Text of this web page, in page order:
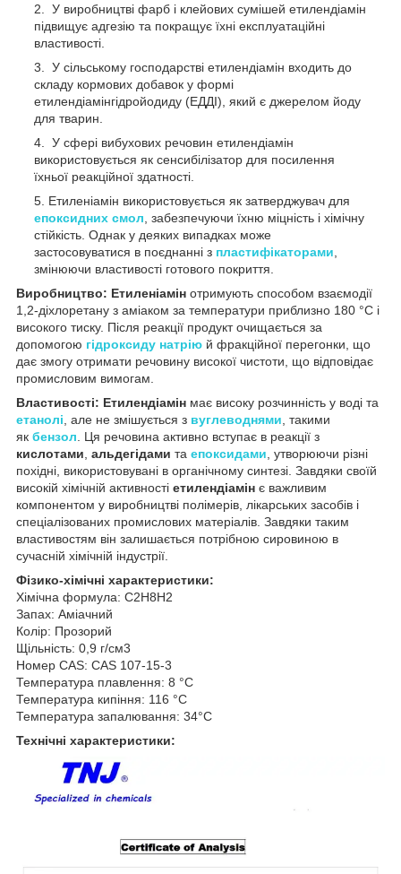
У виробництві фарб і клейових сумішей етилендіамін
підвищує адгезію та покращує їхні експлуатаційні
властивості.
У сільському господарстві етилендіамін входить до
складу кормових добавок у формі
етилендіамінгідройодиду (ЕДДІ), який є джерелом йоду
для тварин.
У сфері вибухових речовин етилендіамін
використовується як сенсибілізатор для посилення
їхньої реакційної здатності.
Етиленіамін використовується як затверджувач для
епоксидних смол , забезпечуючи їхню міцність і хімічну
стійкість. Однак у деяких випадках може
застосовуватися в поєднанні з пластифікаторами
змінюючи властивості готового покриття.
Виробництво: Етиленіамін отримують способом взаємодії
1,2-діхлоретану з аміаком за температури приблизно 180 °C і
високого тиску. Після реакції продукт очищається за
допомогою гідроксиду натрію й фракційної перегонки, що
дає змогу отримати речовину високої чистоти, що відповідає
промисловим вимогам.
Властивості: Етилендіамін має високу розчинність у воді та
етанолі , але не змішується з вуглеводнями , такими
як бензол . Ця речовина активно вступає в реакції з
кислотами альдегідами та епоксидами , утворюючи різні
похідні, використовувані в органічному синтезі. Завдяки своїй
високій хімічній активності етилендіамін є важливим
компонентом у виробництві полімерів, лікарських засобів і
спеціалізованих промислових матеріалів. Завдяки таким
властивостям він залишається потрібною сировиною в
сучасній хімічній індустрії.
Фізико-хімічні характеристики:
Хімічна формула: С2Н8Н2
Запах: Аміачний
Колір: Прозорий
Щільність: 0,9 г/см3
Номер CAS: CAS 107-15-3
Температура плавлення: 8 °C
Температура кипіння: 116 °C
Температура запалювання: 34°C
Технічні характеристики: